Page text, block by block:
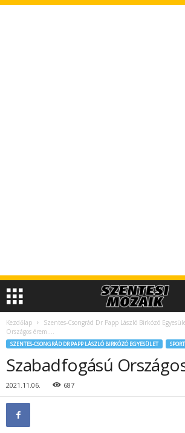
Kezdőlap Szentes-Csongrád Dr Papp László Birkózó
Országos érem….
SZENTES-CSONGRÁD DR PAPP LÁSZLÓ BIRKÓZÓ EGYESÜLET SPORT
Szabadfogású
2021.11.06. 687